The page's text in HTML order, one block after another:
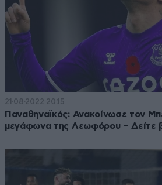
21·08·2022 20:15
Παναθηναϊκός: Ανακοίνωσε τον
μεγάφωνα της Λεωφόρου – Δείτε